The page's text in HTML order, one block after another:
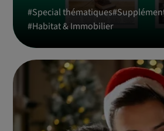
#Special thématiques#
#Habitat & Immobilier